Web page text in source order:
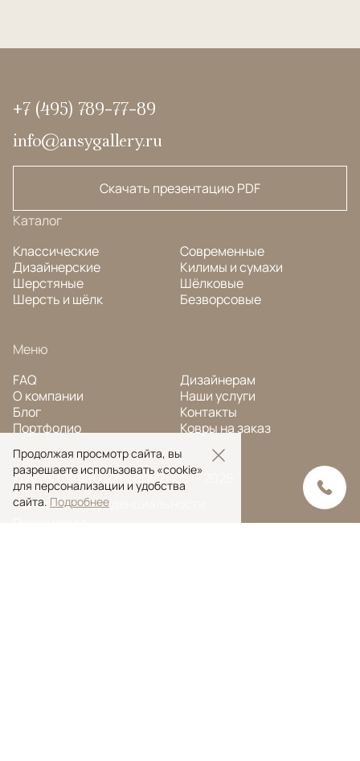
+7 (495) 789-77-89
info@ansygallery.ru
Скачать презентацию PDF
Каталог
Классические
Дизайнерские
Шерстяные
Шерсть и шёлк
Современные
Килимы и сумахи
Шёлковые
Безворсовые
Меню
FAQ
О компании
Блог
Портфолио
Дизайнерам
Наши услуги
Контакты
Ковры на заказ
© Ansy Carpet Company 2005 — 2026
Политика конфиденциальности
Продолжая просмотр сайта, вы
разрешаете использовать «cookie»
для персонализации и удобства
сайта. Подробнее